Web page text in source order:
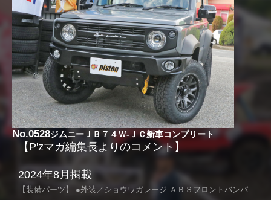
No.0528ジムニーＪＢ７４Ｗ-ＪＣ新車コンプリート
【P'zマガ編集長よりのコメント】
2024年8月掲載
【装備パーツ】 ●外装／ショウワガレージ ＡＢＳフロントバンパ